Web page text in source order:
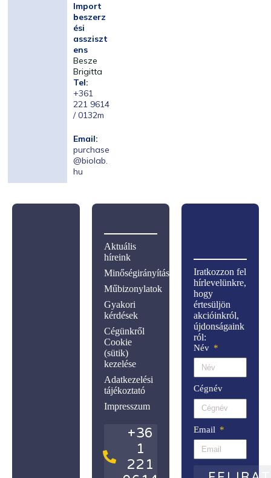
Import
beszerz
ési
assziszt
ens
Besze
Brigitta
Tel:
+361
221 9614
/ 0132m
Email:
purchase
@biolab.
hu
Iratkozzon fel
hírlevelünkre,
hogy
értesüljön
akcióinkról,
újdonságaink
ról:
Név
Cégnév
Email
Aktuális
híreink
Minőségirányítás
Műbizonylatok
Gyakori
kérdések
Cégünkről
Cookie
(sütik)
kezelése
Adatkezelési
tájékoztató
Impresszum
+36
1
221